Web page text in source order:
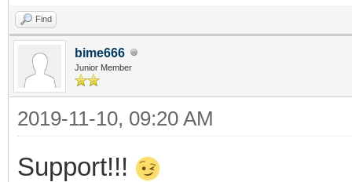
Find
bime666
Junior Member
2019-11-10, 09:20 AM
Support!!!